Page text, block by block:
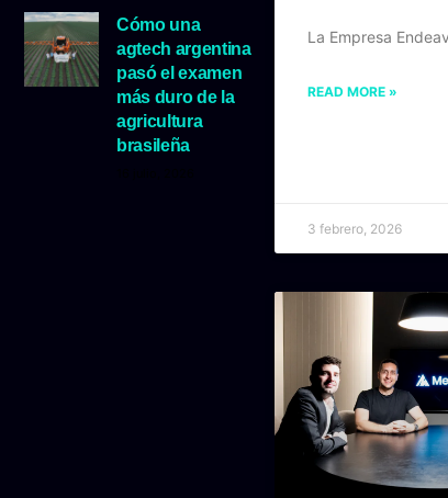
Cómo una
agtech argentina
pasó el examen
más duro de la
agricultura
brasileña
La Empresa
READ MORE »
3 febrero, 2026